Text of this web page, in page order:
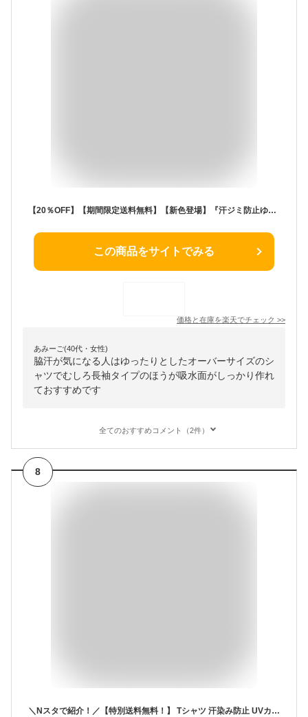
【20％OFF】【期間限定送料無料】【新色登場】『汗ジミ防止ゆるっとUネックTシャツ』[n'OrLABEL Tシャツ レディース 春夏 半袖 カットソー Uネック 無地 五分袖 七分袖 綿100% コットン 汗じみ防止 汗染み防止]※返品交換不可※※メール便可※【10】
この商品をサイトでみる
価格と在庫を楽天でチェック >>
あみーご(40代・女性)
脇汗が気になる人はゆったりとしたオーバーサイズのシ
ャツでむしろ長袖タイプのほうが吸水面がしっかり作れ
ておすすめです
全てのおすすめコメント（2件）
8
＼Nスタで紹介！／【特別送料無料！】 Tシャツ 汗染み防止 UVカット レディース / トップス カットソー 半袖 綿100％ ゆったり 【メール便可11】◆zootie（ズーティー）：汗しみない Tシャツ［フレンチスリーブ］